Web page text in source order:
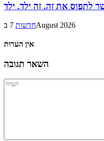
חדשות7 בAugust 2026
אין הערות
השאר תגובה